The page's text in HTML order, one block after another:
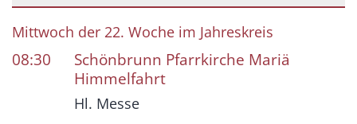
Datum: 2. September 2026
Mittwoch der 22. Woche im Jahreskreis
08:30
Schönbrunn Pfarrkirche Mariä
Himmelfahrt
Hl. Messe